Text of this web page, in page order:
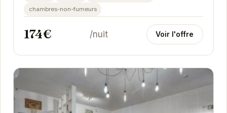
chambres-non-fumeurs
174€ /nuit Voir l'offre